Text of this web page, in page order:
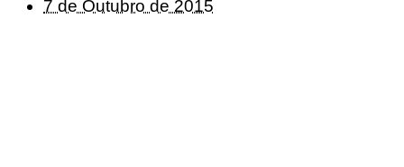
7 de Outubro de 2015